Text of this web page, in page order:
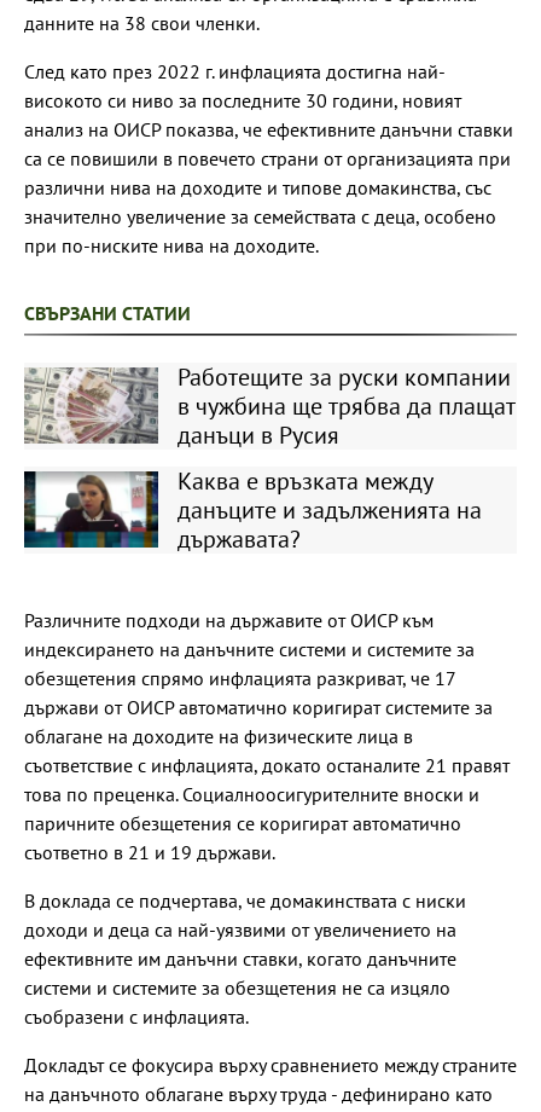
данните на 38 свои членки.
След като през 2022 г. инфлацията достигна най-
високото си ниво за последните 30 години, новият
анализ на ОИСР показва, че ефективните данъчни ставки
са се повишили в повечето страни от организацията при
различни нива на доходите и типове домакинства, със
значително увеличение за семействата с деца, особено
при по-ниските нива на доходите.
СВЪРЗАНИ СТАТИИ
Работещите за руски компании
в чужбина ще трябва да плащат
данъци в Русия
Каква е връзката между
данъците и задълженията на
държавата?
Различните подходи на държавите от ОИСР към
индексирането на данъчните системи и системите за
обезщетения спрямо инфлацията разкриват, че 17
държави от ОИСР автоматично коригират системите за
облагане на доходите на физическите лица в
съответствие с инфлацията, докато останалите 21 правят
това по преценка. Социалноосигурителните вноски и
паричните обезщетения се коригират автоматично
съответно в 21 и 19 държави.
В доклада се подчертава, че домакинствата с ниски
доходи и деца са най-уязвими от увеличението на
ефективните им данъчни ставки, когато данъчните
системи и системите за обезщетения не са изцяло
съобразени с инфлацията.
Докладът се фокусира върху сравнението между страните
на данъчното облагане върху труда - дефинирано като